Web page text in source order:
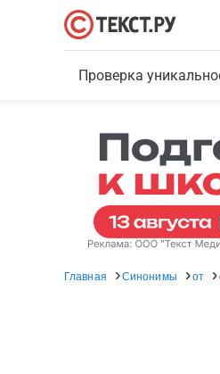
Проверка
Главная Синонимы от